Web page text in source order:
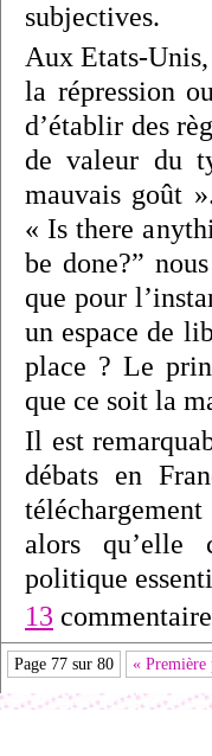
subjectives.
Aux Etats-
la répression
d’établir des
de valeur du
mauvais goût
« Is there
be done?”
que pour
un espace de
place ? Le
que ce soit la
Il est
débats en
alors qu’elle
politique
13
Page 77 sur 80 « Première